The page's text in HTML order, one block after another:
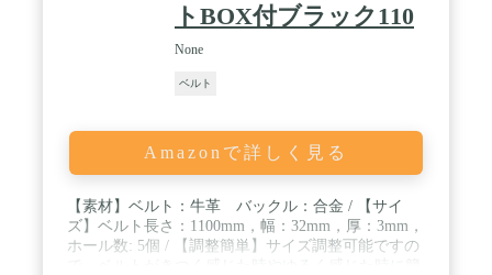
トBOX付ブラック110
None
ベルト
Amazonで詳しく見る
【素材】ベルト：牛革 バックル：合金 / 【サイ
ズ】ベルト長さ：1100mm，幅：32mm，厚：3mm，
ホール数: 5個 / 【調整簡単】サイズ調整可能ですの